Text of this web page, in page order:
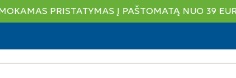
PRISTATYMAS Į PAŠTOMATĄ NUO 39